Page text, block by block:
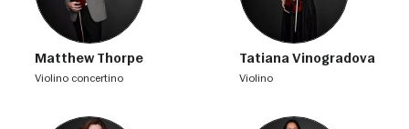
Matthew Thorpe
violino concertino
Tatiana Vinogradova
violino